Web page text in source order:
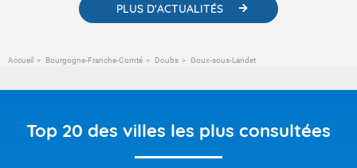
PLUS D'ACTUALITÉS
Accueil Bourgogne-Franche-Comté Doubs Goux-sous-Landet
Top 20 des villes les plus consultées